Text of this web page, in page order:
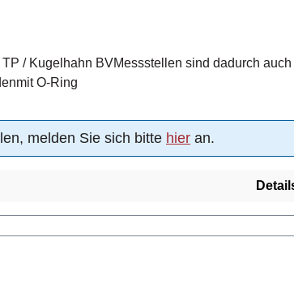
BVMessstellen sind dadurch auch für temporäre
verschlossen werdenmit O-Ring
melden Sie sich bitte hier an.